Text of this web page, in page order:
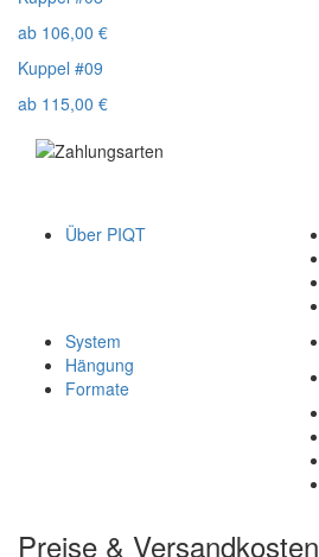
ab 106,00 €
Kuppel #09
ab 115,00 €
Über PIQT
System
Hängung
Formate
Preise & Versandkosten